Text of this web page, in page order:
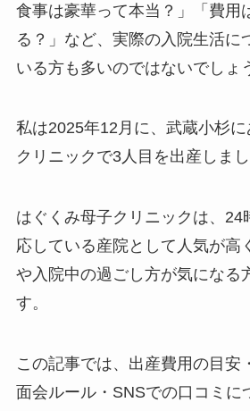
食事は豪華って本当？」「費用
る？」など、実際の入院生活に
いる方も多いのではないでしょ
私は2025年12月に、武蔵小杉
クリニックで3人目を出産しまし
はぐくみ母子クリニックは、24
応している産院として人気が高
や入院中の過ごし方が気になる
す。
この記事では、出産費用の目安
面会ルール・SNSでの口コミに